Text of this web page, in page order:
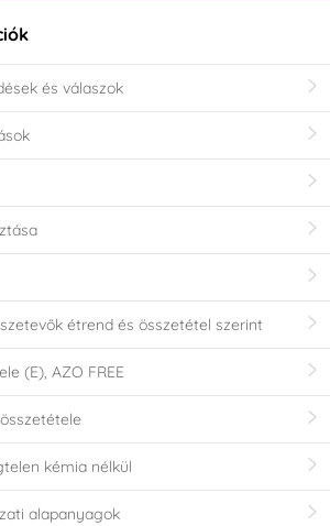
és válaszok
étrend és összetétel szerint
(E), AZO FREE
kémia nélkül
alapanyagok